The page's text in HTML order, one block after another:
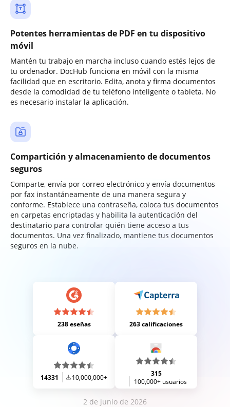
Potentes herramientas de PDF en tu dispositivo
móvil
Mantén tu trabajo en marcha incluso cuando estés lejos de
tu ordenador. DocHub funciona en móvil con la misma
facilidad que en escritorio. Edita, anota y firma documentos
desde la comodidad de tu teléfono inteligente o tableta. No
es necesario instalar la aplicación.
Compartición y almacenamiento de documentos
seguros
Comparte, envía por correo electrónico y envía documentos
por fax instantáneamente de una manera segura y
conforme. Establece una contraseña, coloca tus documentos
en carpetas encriptadas y habilita la autenticación del
destinatario para controlar quién tiene acceso a tus
documentos. Una vez finalizado, mantiene tus documentos
seguros en la nube.
238 eseñas 263 calificaciones
14331 10,000,000+
315
100,000+ usuarios
2 de junio de 2026